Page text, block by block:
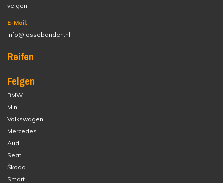
velgen.
E-Mail:
info@lossebanden.nl
Reifen
Felgen
BMW
Mini
Volkswagen
Mercedes
Audi
Seat
Škoda
Smart